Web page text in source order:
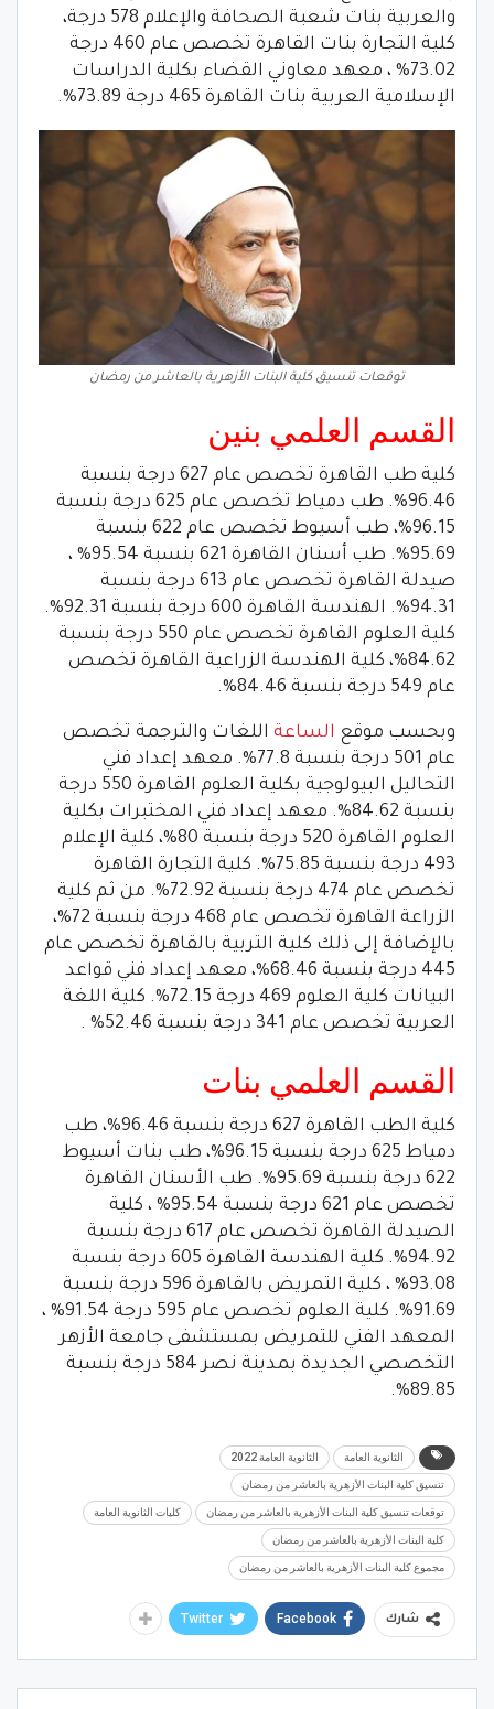
والعربية بنات شعبة الصحافة والإعلام 578 درجة،
كلية التجارة بنات القاهرة تخصص عام 460 درجة
73.02% ، معهد معاوني القضاء بكلية الدراسات
الإسلامية العربية بنات القاهرة 465 درجة 73.89%.
توقعات تنسيق كلية البنات الأزهرية بالعاشر من رمضان
القسم العلمي بنين
كلية طب القاهرة تخصص عام 627 درجة بنسبة
96.46%. طب دمياط تخصص عام 625 درجة بنسبة
96.15%، طب أسيوط تخصص عام 622 بنسبة
95.69%. طب أسنان القاهرة 621 بنسبة 95.54% ،
صيدلة القاهرة تخصص عام 613 درجة بنسبة
94.31%. الهندسة القاهرة 600 درجة بنسبة 92.31%.
كلية العلوم القاهرة تخصص عام 550 درجة بنسبة
84.62%، كلية الهندسة الزراعية القاهرة تخصص
عام 549 درجة بنسبة 84.46%.
وبحسب موقع الساعة اللغات والترجمة تخصص
عام 501 درجة بنسبة 77.8%. معهد إعداد فني
التحاليل البيولوجية بكلية العلوم القاهرة 550 درجة
بنسبة 84.62%. معهد إعداد فني المختبرات بكلية
العلوم القاهرة 520 درجة بنسبة 80%، كلية الإعلام
493 درجة بنسبة 75.85%. كلية التجارة القاهرة
تخصص عام 474 درجة بنسبة 72.92%. من ثم كلية
الزراعة القاهرة تخصص عام 468 درجة بنسبة 72%،
بالإضافة إلى ذلك كلية التربية بالقاهرة تخصص عام
445 درجة بنسبة 68.46%، معهد إعداد فني قواعد
البيانات كلية العلوم 469 درجة 72.15%. كلية اللغة
العربية تخصص عام 341 درجة بنسبة 52.46% .
القسم العلمي بنات
كلية الطب القاهرة 627 درجة بنسبة 96.46%، طب
دمياط 625 درجة بنسبة 96.15%، طب بنات أسيوط
622 درجة بنسبة 95.69%. طب الأسنان القاهرة
تخصص عام 621 درجة بنسبة 95.54% ، كلية
الصيدلة القاهرة تخصص عام 617 درجة بنسبة
94.92%. كلية الهندسة القاهرة 605 درجة بنسبة
93.08% ، كلية التمريض بالقاهرة 596 درجة بنسبة
91.69%. كلية العلوم تخصص عام 595 درجة 91.54% ،
المعهد الفني للتمريض بمستشفى جامعة الأزهر
التخصصي الجديدة بمدينة نصر 584 درجة بنسبة
89.85%.
الثانوية العامة الثانوية العامة 2022
تنسيق كلية البنات الأزهرية بالعاشر من رمضان
توقعات تنسيق كلية البنات الأزهرية بالعاشر من رمضان كليات الثانوية العامة
كلية البنات الأزهرية بالعاشر من رمضان
مجموع كلية البنات الأزهرية بالعاشر من رمضان
شارك Facebook
Twitter